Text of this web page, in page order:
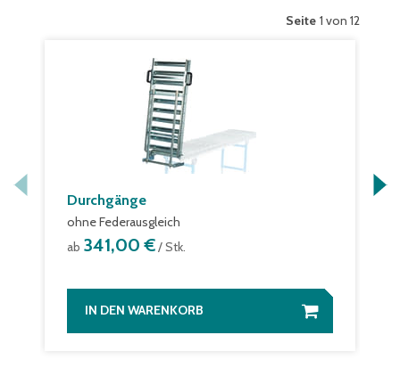
Seite 1 von 12
Durchgänge
ohne Federausgleich
ab 341,00 €/ Stk.
IN DEN WARENKORB